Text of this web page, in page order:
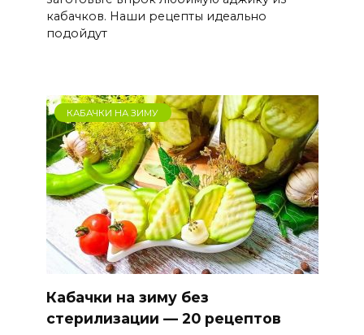
кабачков. Наши рецепты идеально
подойдут
КАБАЧКИ НА ЗИМУ
Кабачки на зиму без
стерилизации — 20 рецептов